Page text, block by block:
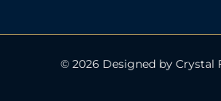
ए
© 2026 Designed by Crystal